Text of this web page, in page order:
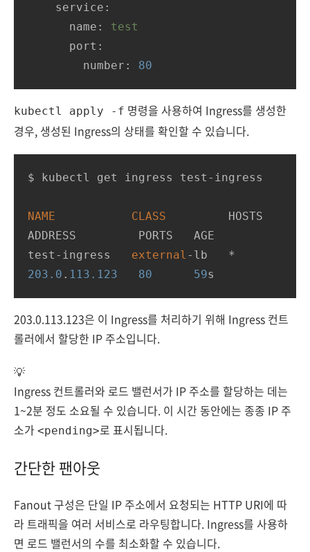
service:
name:
test
port:
number:
80
kubectl apply -f 명령을 사용하여 Ingress를 생성한
경우, 생성된 Ingress의 상태를 확인할 수 있습니다.
$ kubectl get ingress test-ingress
NAME CLASS
         HOSTS
ADDRESS         PORTS   AGE
test-ingress external
203.0 . 113.123 80 59s
203.0.113.123은 이 Ingress를 처리하기 위해 Ingress 컨트
롤러에서 할당한 IP 주소입니다.
💡
Ingress 컨트롤러와 로드 밸런서가 IP 주소를 할당하는 데는
1~2분 정도 소요될 수 있습니다. 이 시간 동안에는 종종 IP 주
소가 <pending>로 표시됩니다.
간단한 팬아웃
Fanout 구성은 단일 IP 주소에서 요청되는 HTTP URI에 따
라 트래픽을 여러 서비스로 라우팅합니다. Ingress를 사용하
면 로드 밸런서의 수를 최소화할 수 있습니다.